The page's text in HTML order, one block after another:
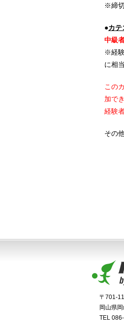
※締
●カテ
中級
※経
に相
この
加で
経験
その
〒701-
岡山県
TEL